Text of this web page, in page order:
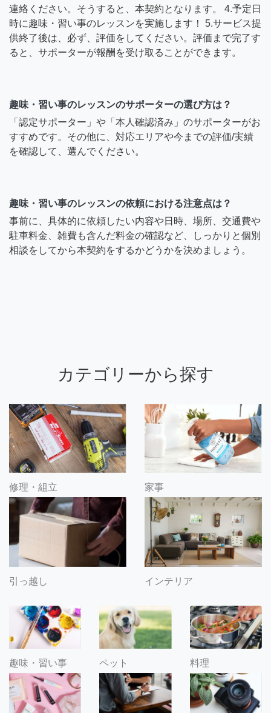
連絡ください。そうすると、本契約となります。 4.予定日
時に趣味・習い事のレッスンを実施します！ 5.サービス提
供終了後は、必ず、評価をしてください。評価まで完了す
ると、サポーターが報酬を受け取ることができます。
趣味・習い事のレッスンのサポーターの選び方は？
「認定サポーター」や「本人確認済み」のサポーターがお
すすめです。その他に、対応エリアや今までの評価/実績
を確認して、選んでください。
趣味・習い事のレッスンの依頼における注意点は？
事前に、具体的に依頼したい内容や日時、場所、交通費や
駐車料金、雑費も含んだ料金の確認など、しっかりと個別
相談をしてから本契約をするかどうかを決めましょう。
カテゴリーから探す
修理・組立 家事
引っ越し インテリア
趣味・習い事 ペット 料理